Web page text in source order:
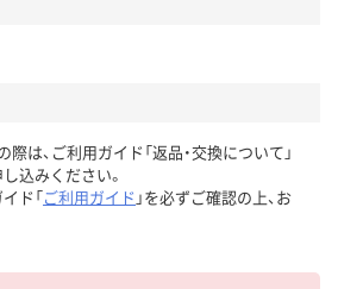
際は、ご利用ガイド「返品・交換について」
込みください。
ド「ご利用ガイド 」を必ずご確認の上、お